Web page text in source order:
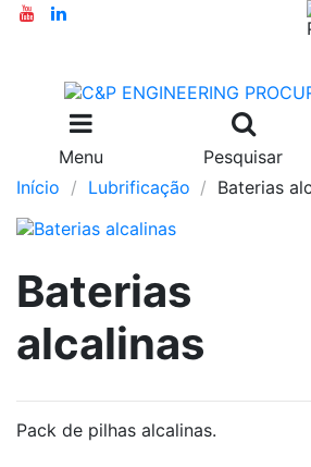
Menu Pesquisar
Início
Lubrificação Baterias
Baterias
alcalinas
Pack de pilhas alcalinas.